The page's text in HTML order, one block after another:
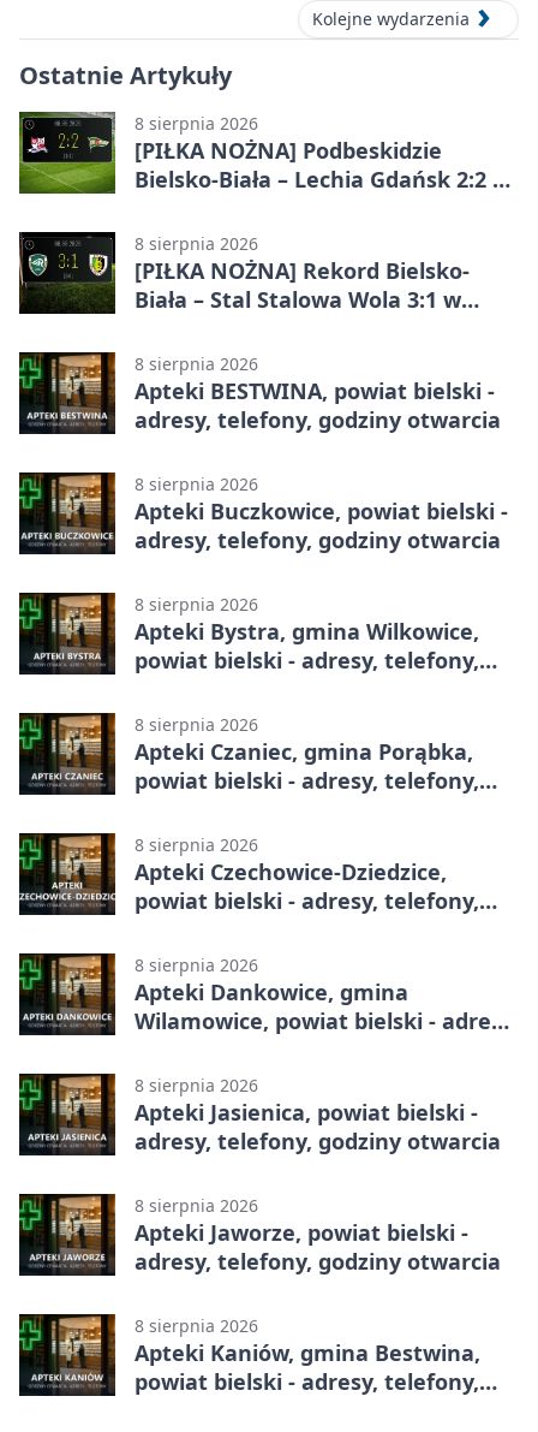
Kolejne wydarzenia
Ostatnie Artykuły
8 sierpnia 2026
[PIŁKA NOŻNA] Podbeskidzie
Bielsko-Biała – Lechia Gdańsk 2:2 w
Bielsku-Białej
8 sierpnia 2026
[PIŁKA NOŻNA] Rekord Bielsko-
Biała – Stal Stalowa Wola 3:1 w
8 sierpnia 2026
Apteki BESTWINA, powiat bielski -
adresy, telefony, godziny otwarcia
8 sierpnia 2026
Apteki Buczkowice, powiat bielski -
adresy, telefony, godziny otwarcia
8 sierpnia 2026
Apteki Bystra, gmina Wilkowice,
powiat bielski - adresy, telefony,
8 sierpnia 2026
Apteki Czaniec, gmina Porąbka,
powiat bielski - adresy, telefony,
8 sierpnia 2026
Apteki Czechowice-Dziedzice,
powiat bielski - adresy, telefony,
8 sierpnia 2026
Apteki Dankowice, gmina
Wilamowice, powiat bielski - adresy,
8 sierpnia 2026
Apteki Jasienica, powiat bielski -
adresy, telefony, godziny otwarcia
8 sierpnia 2026
Apteki Jaworze, powiat bielski -
adresy, telefony, godziny otwarcia
8 sierpnia 2026
Apteki Kaniów, gmina Bestwina,
powiat bielski - adresy, telefony,